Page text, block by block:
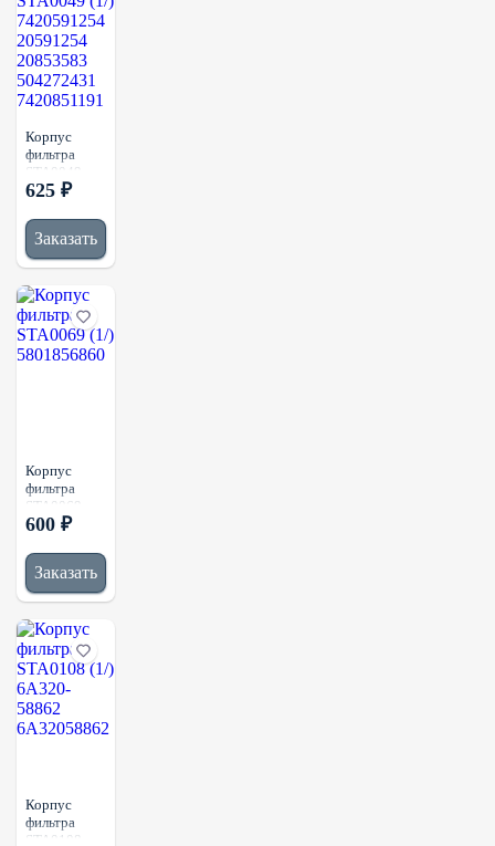
Корпус
фильтра
STA0049
(1/)
20591254
20853583
504272431
625 ₽
Заказать
Корпус
фильтра
STA0069
(1/)
600 ₽
Заказать
Корпус
фильтра
STA0108